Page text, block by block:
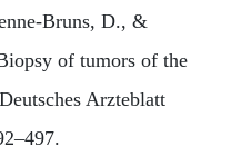
Bruns, D., &
of tumors of the
Arzteblatt